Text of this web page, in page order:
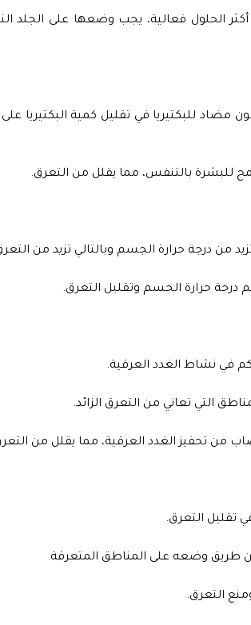
الحلول فعالية، يجب وضعها على الجلد
للبكتيريا في تقليل كمية البكتيريا على
للبشرة بالتنفس، مما يقلل من التعرق.
من درجة حرارة الجسم وبالتالي تزيد من
حرارة الجسم وتقليل التعرق.
في نشاط الغدد العرقية.
التي تعاني من التعرق الزائد.
من تحفيز الغدد العرقية، مما يقلل من
تقليل التعرق.
طريق وضعه على المناطق المتعرقة.
التعرق.